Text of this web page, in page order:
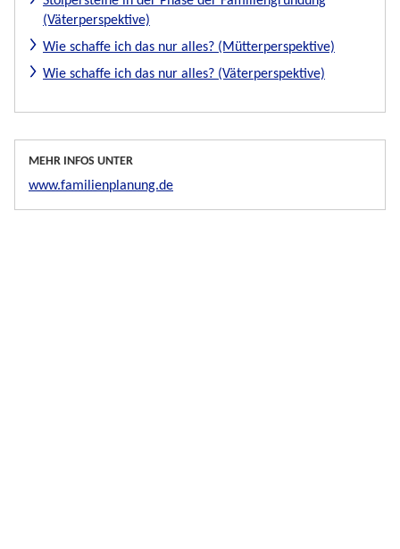
(Väterperspektive)
Wie schaffe ich das nur alles? (Mütterperspektive)
Wie schaffe ich das nur alles? (Väterperspektive)
MEHR INFOS UNTER
www.familienplanung.de